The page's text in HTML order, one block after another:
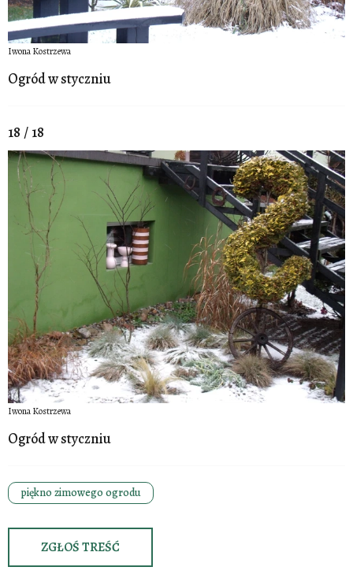
Iwona Kostrzewa
Ogród w styczniu
18 / 18
Iwona Kostrzewa
Ogród w styczniu
piękno zimowego ogrodu
ZGŁOŚ TREŚĆ